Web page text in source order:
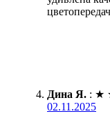
Дина Я. : ★
02.11.2025